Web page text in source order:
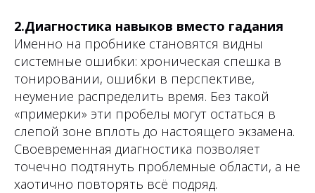
2.Диагностика навыков вместо гадания
Именно на пробнике становятся видны
системные ошибки: хроническая спешка в
тонировании, ошибки в перспективе,
неумение распределить время. Без такой
«примерки» эти пробелы могут остаться в
слепой зоне вплоть до настоящего экзамена.
Своевременная диагностика позволяет
точечно подтянуть проблемные области, а не
хаотично повторять всё подряд.